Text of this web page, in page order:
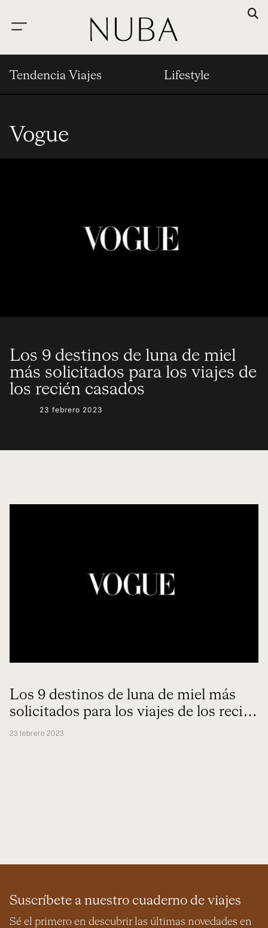
Tendencia Viajes Lifestyle
Vogue
Los 9 destinos de luna de miel
más solicitados para los viajes de
los recién casados
23 febrero 2023
Los 9 destinos de luna de miel más
solicitados para los viajes de los recién
casados
23 febrero 2023
Suscríbete a nuestro cuaderno de viajes
Sé el primero en descubrir las últimas novedades en